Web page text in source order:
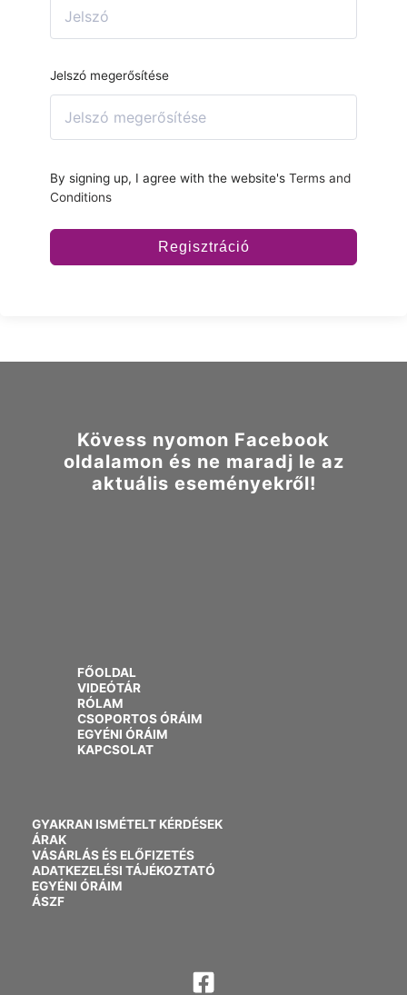
Jelszó megerősítése
By signing up, I agree with the website's Terms and
Conditions
Regisztráció
Kövess nyomon Facebook
oldalamon és ne maradj le az
aktuális eseményekről!
FŐOLDAL
VIDEÓTÁR
RÓLAM
CSOPORTOS ÓRÁIM
EGYÉNI ÓRÁIM
KAPCSOLAT
GYAKRAN ISMÉTELT KÉRDÉSEK
ÁRAK
VÁSÁRLÁS ÉS ELŐFIZETÉS
ADATKEZELÉSI TÁJÉKOZTATÓ
EGYÉNI ÓRÁIM
ÁSZF